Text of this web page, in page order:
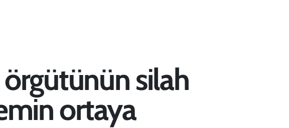
örgütünün silah
ortaya